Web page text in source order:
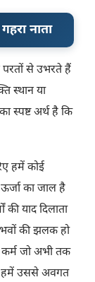
नाता
परतों से उभरते हैं
स्थान या
स्पष्ट अर्थ है कि
हमें कोई
का जाल है
याद दिलाता
की झलक हो
जो अभी तक
हमें उससे अवगत